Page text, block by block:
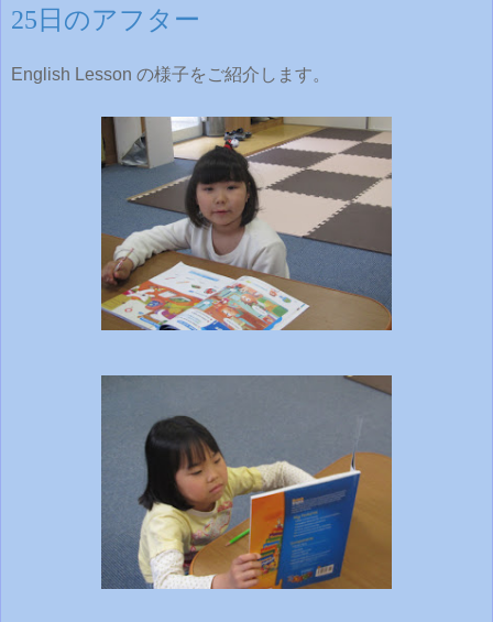
25日のアフター
English Lesson の様子をご紹介します。